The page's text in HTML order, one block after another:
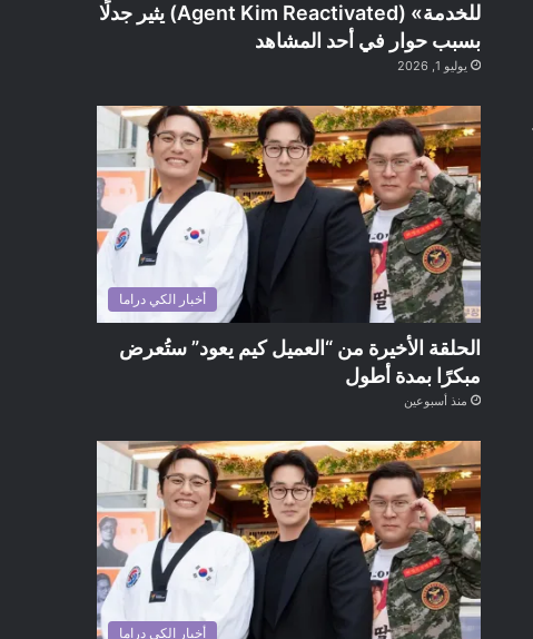
للخدمة» (Agent Kim Reactivated) يثير جدلًا
بسبب حوار في أحد المشاهد
يوليو 1, 2026
أخبار الكي دراما
الحلقة الأخيرة من “العميل كيم يعود” ستُعرض
مبكرًا بمدة أطول
منذ أسبوعين
أخبار الكي دراما